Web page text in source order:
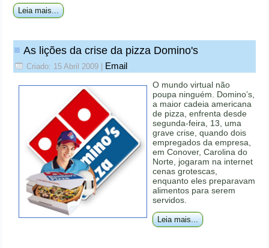
Leia mais...
As lições da crise da pizza Domino's
Criado: 15 Abril 2009 Email
O mundo virtual não
poupa ninguém. Domino’s,
a maior cadeia americana
de pizza, enfrenta desde
segunda-feira, 13, uma
grave crise, quando dois
empregados da empresa,
em Conover, Carolina do
Norte, jogaram na internet
cenas grotescas,
enquanto eles preparavam
alimentos para serem
servidos.
Leia mais...